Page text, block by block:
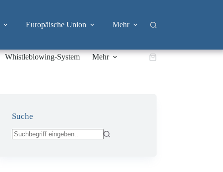
Europäische Union Mehr
Whistleblowing-System Mehr Warenkorb
Suche